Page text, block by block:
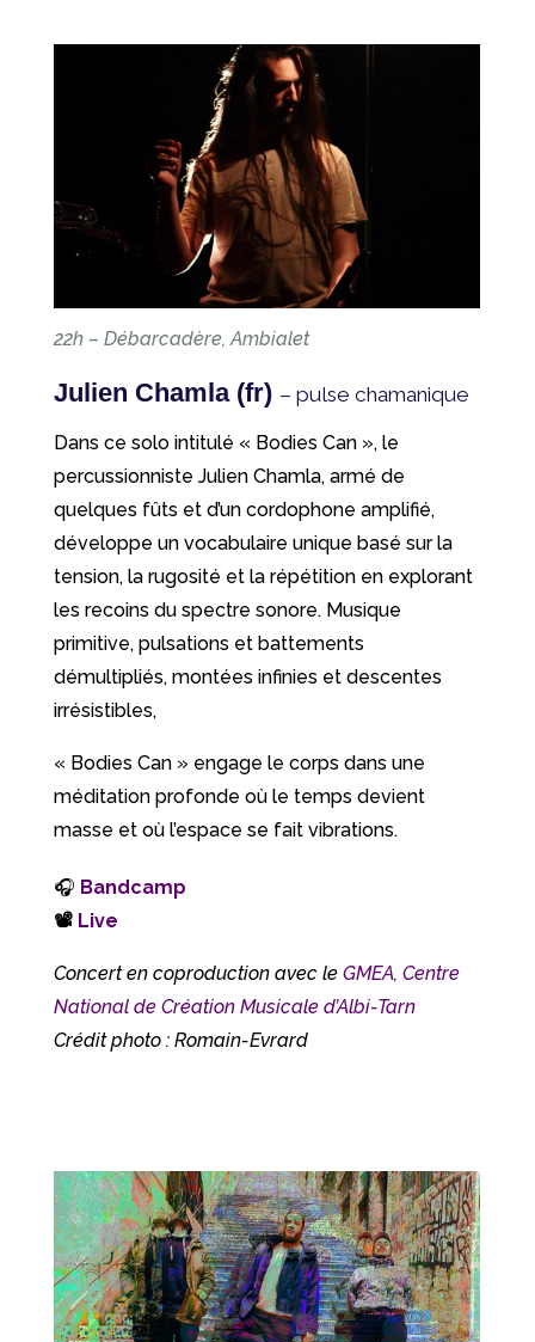
22h – Débarcadère, Ambialet
Julien Chamla (fr) – pulse chamanique
Dans ce solo intitulé « Bodies Can », le
percussionniste Julien Chamla, armé de
quelques fûts et d’un cordophone amplifié,
développe un vocabulaire unique basé sur la
tension, la rugosité et la répétition en explorant
les recoins du spectre sonore. Musique
primitive, pulsations et battements
démultipliés, montées infinies et descentes
irrésistibles,
« Bodies Can » engage le corps dans une
méditation profonde où le temps devient
masse et où l’espace se fait vibrations.
🎧 Bandcamp
📽 Live
Concert en coproduction avec le GMEA, Centre
National de Création Musicale d’Albi-Tarn
Crédit photo : Romain-Evrard